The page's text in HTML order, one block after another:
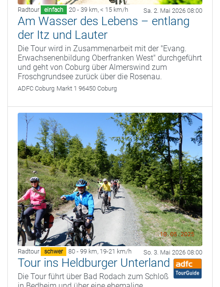
Radtour einfach 20 - 39 km, < 15 km/h Sa. 2. Mai 2026 08:00
Am Wasser des Lebens – entlang
der Itz und Lauter
Die Tour wird in Zusammenarbeit mit der "Evang.
Erwachsenenbildung Oberfranken West" durchgeführt
und geht von Coburg über Almerswind zum
Froschgrundsee zurück über die Rosenau.
ADFC Coburg Markt 1 96450 Coburg
Radtour schwer 80 - 99 km, 19-21 km/h So. 3. Mai 2026 08:00
Tour ins Heldburger Unterland
Die Tour führt über Bad Rodach zum Schloß